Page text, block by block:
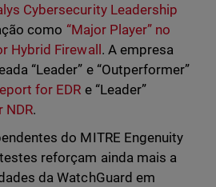
Cybersecurity Leadership
como “Major Player” no
Hybrid Firewall . A empresa
“Leader” e “Outperformer”
for EDR e “Leader”
NDR.
do MITRE Engenuity
reforçam ainda mais a
da WatchGuard em